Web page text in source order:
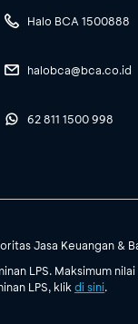
Halo BCA 1500888
halobca@bca.co.id
62 811 1500 998
Jasa Keuangan &
LPS. Maksimum
LPS, klik di sini.